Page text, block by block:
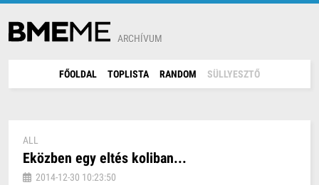
ARCHÍVUM
FŐOLDAL TOPLISTA RANDOM SÜLLYESZTŐ
ALL
Eközben egy eltés koliban...
2014-12-30 10:23:50